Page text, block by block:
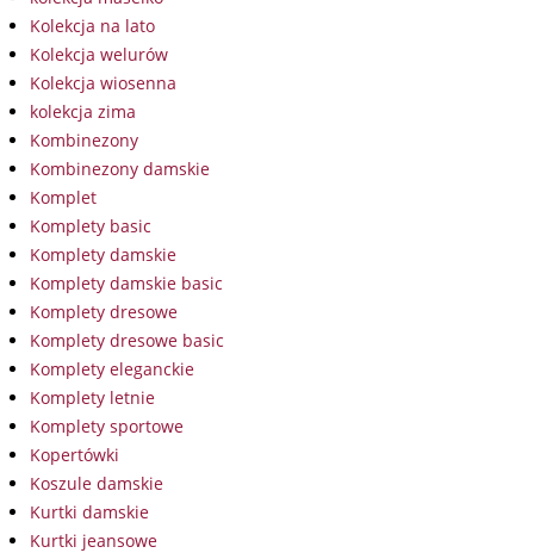
Kolekcja na lato
Kolekcja welurów
Kolekcja wiosenna
kolekcja zima
Kombinezony
Kombinezony damskie
Komplet
Komplety basic
Komplety damskie
Komplety damskie basic
Komplety dresowe
Komplety dresowe basic
Komplety eleganckie
Komplety letnie
Komplety sportowe
Kopertówki
Koszule damskie
Kurtki damskie
Kurtki jeansowe